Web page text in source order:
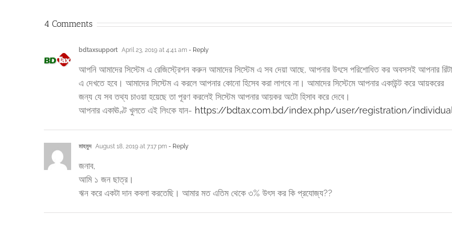
4 Comments
bdtaxsupport April 23, 2019 at 4:41 am - Reply
আপনি আমাদের সিস্টেম এ রেজিস্ট্রেশন করুন আমাদের সিস্টেম এ সব দেয়া আছে, আপনার উৎসে পরিশোধিত কর অবসসই আপনার
এ দেখতে হবে। আমাদের সিস্টেম এ করলে আপনার কোনো হিসেব করা লাগবে না। আমাদের সিস্টেমে আপনার একাউন্ট করে আয়করের
জন্য যে সব তথ্য চাওয়া হয়েছে তা পূরণ করলেই সিস্টেম আপনার আয়কর অটো হিসাব করে দেবে।
আপনার একাঊণ্ট খুলতে এই লিংকে যান- https://bdtax.com.bd/index.php/user/registration/
মাহমুদ August 18, 2019 at 7:17 pm - Reply
জনাব,
আমি ১ জন ছাত্র।
ঋন করে একটা দান কবলা করতেছি। আমার মত এতিম থেকে ৩% উৎস কর কি প্রযোজ্য??